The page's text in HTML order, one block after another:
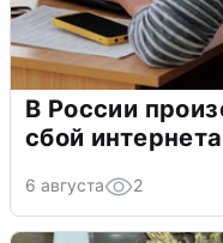
В России
сбой интернета
6 августа 2